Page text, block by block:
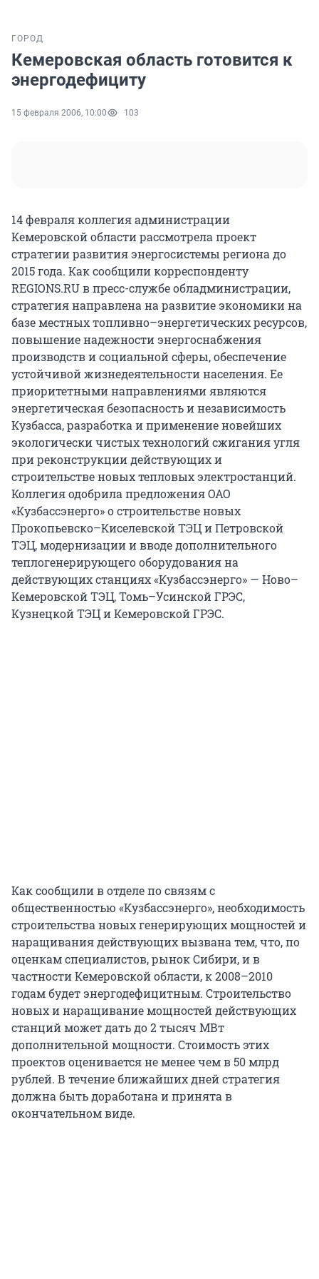
ГОРОД
Кемеровская область готовится к
энергодефициту
15 февраля 2006, 10:00 103
14 февраля коллегия администрации
Кемеровской области рассмотрела проект
стратегии развития энергосистемы региона до
2015 года. Как сообщили корреспонденту
REGIONS.RU в пресс-службе обладминистрации,
стратегия направлена на развитие экономики на
базе местных топливно–энергетических ресурсов,
повышение надежности энергоснабжения
производств и социальной сферы, обеспечение
устойчивой жизнедеятельности населения. Ее
приоритетными направлениями являются
энергетическая безопасность и независимость
Кузбасса, разработка и применение новейших
экологически чистых технологий сжигания угля
при реконструкции действующих и
строительстве новых тепловых электростанций.
Коллегия одобрила предложения ОАО
«Кузбассэнерго» о строительстве новых
Прокопьевско–Киселевской ТЭЦ и Петровской
ТЭЦ, модернизации и вводе дополнительного
теплогенерирующего оборудования на
действующих станциях «Кузбассэнерго» — Ново–
Кемеровской ТЭЦ, Томь–Усинской ГРЭС,
Кузнецкой ТЭЦ и Кемеровской ГРЭС.
Как сообщили в отделе по связям с
общественностью «Кузбассэнерго», необходимость
строительства новых генерирующих мощностей и
наращивания действующих вызвана тем, что, по
оценкам специалистов, рынок Сибири, и в
частности Кемеровской области, к 2008–2010
годам будет энергодефицитным. Строительство
новых и наращивание мощностей действующих
станций может дать до 2 тысяч МВт
дополнительной мощности. Стоимость этих
проектов оценивается не менее чем в 50 млрд
рублей. В течение ближайших дней стратегия
должна быть доработана и принята в
окончательном виде.